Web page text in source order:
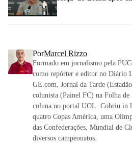
PorMarcel Rizzo
Formado em jornalismo pela
como repórter e editor no Diário
GE.com, Jornal da Tarde
colunista (Painel FC) na Folha de
coluna no portal UOL. Cobriu in
quatro Copas América, uma
das Confederações, Mundial de
diversos campeonatos.